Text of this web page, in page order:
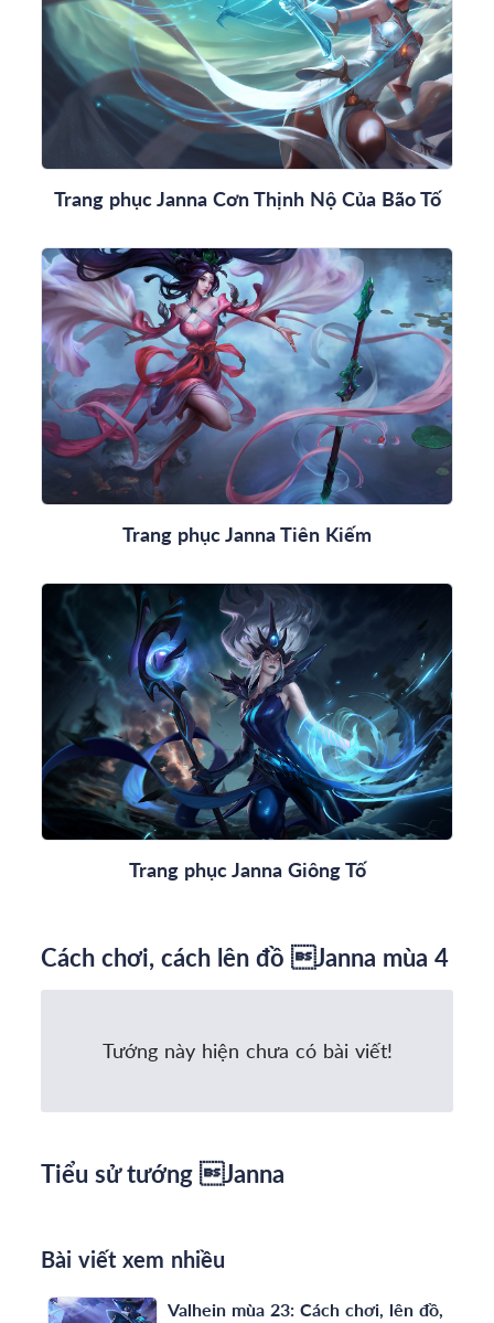
Trang phục Janna Cơn Thịnh Nộ Của Bão Tố
Trang phục Janna Tiên Kiếm
Trang phục Janna Giông Tố
Cách chơi, cách lên đồ Janna mùa 4
Tướng này hiện chưa có bài viết!
Tiểu sử tướng Janna
Bài viết xem nhiều
Valhein mùa 23: Cách chơi, lên đồ,